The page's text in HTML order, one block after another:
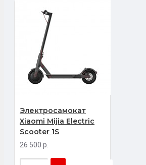
Электросамокат
Xiaomi Mijia Electric
Scooter 1S
26 500 р.